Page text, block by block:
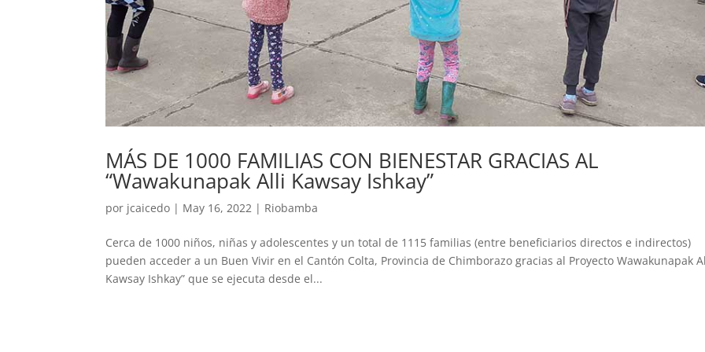
MÁS DE 1000 FAMILIAS CON BIENESTAR GRACIAS AL
“Wawakunapak Alli Kawsay Ishkay”
por jcaicedo | May 16, 2022 | Riobamba
Cerca de 1000 niños, niñas y adolescentes y un total de 1115 familias (entre beneficiarios directos e indirectos)
pueden acceder a un Buen Vivir en el Cantón Colta, Provincia de Chimborazo gracias al Proyecto Wawakunapak
Kawsay Ishkay” que se ejecuta desde el...